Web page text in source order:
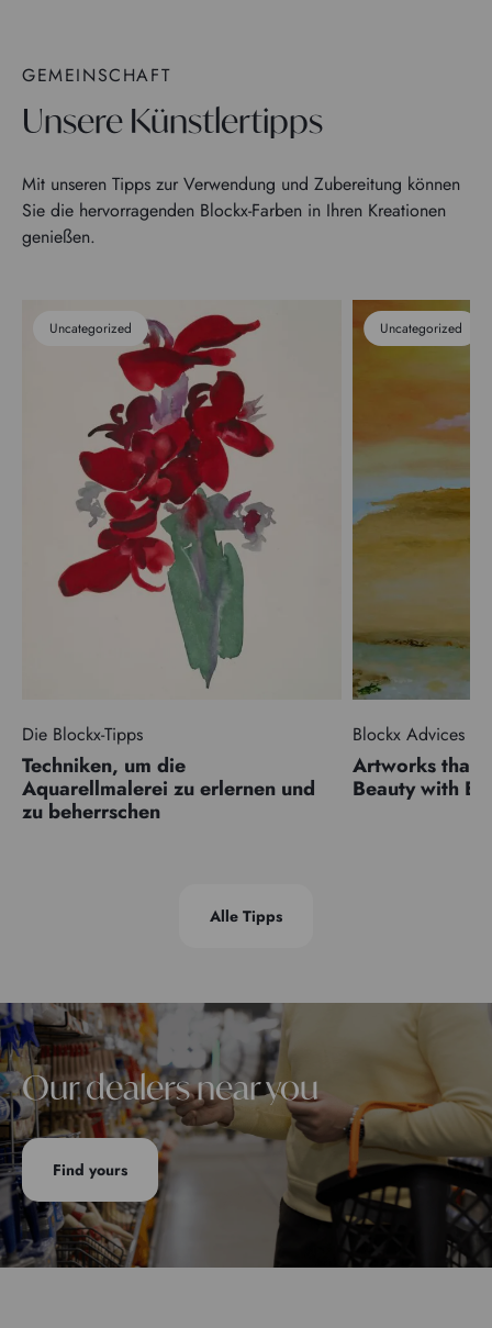
GEMEINSCHAFT
Unsere Künstlertipps
Mit unseren Tipps zur Verwendung und Zubereitung können
Sie die hervorragenden Blockx-Farben in Ihren Kreationen
genießen.
Uncategorized
Die Blockx-Tipps
Techniken, um die
Aquarellmalerei zu erlernen und
zu beherrschen
Uncategorized
Blockx Advices
Artworks that
Beauty with
Alle Tipps
Our dealers near you
Find yours